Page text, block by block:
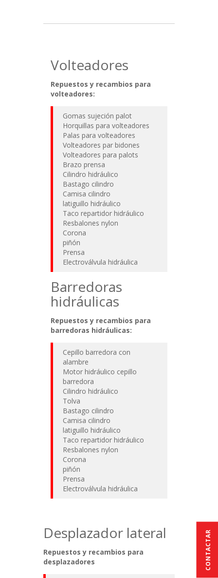
Volteadores
Repuestos y recambios para
volteadores:
Gomas sujeción palot
Horquillas para volteadores
Palas para volteadores
Volteadores par bidones
Volteadores para palots
Brazo prensa
Cilindro hidráulico
Bastago cilindro
Camisa cilindro
latiguillo hidráulico
Taco repartidor hidráulico
Resbalones nylon
Corona
piñón
Prensa
Electroválvula hidráulica
Barredoras
hidráulicas
Repuestos y recambios para
barredoras hidráulicas:
Cepillo barredora con
alambre
Motor hidráulico cepillo
barredora
Cilindro hidráulico
Tolva
Bastago cilindro
Camisa cilindro
latiguillo hidráulico
Taco repartidor hidráulico
Resbalones nylon
Corona
piñón
Prensa
Electroválvula hidráulica
Desplazador lateral
Repuestos y recambios para
desplazadores
CONTACTAR